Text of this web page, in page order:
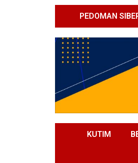
PEDOMAN
KUTIM